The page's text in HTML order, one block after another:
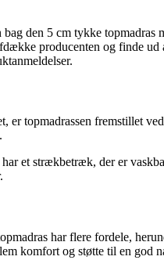
den 5 cm tykke
producenten og finde
er topmadrassen fremstillet
et strækbetræk, der er
har flere fordele,
komfort og støtte til en god